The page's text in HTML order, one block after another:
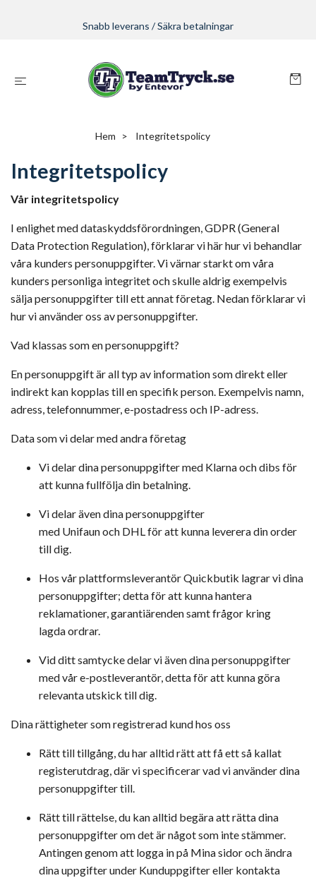
Snabb leverans / Säkra betalningar
Hem Integritetspolicy
Integritetspolicy
Vår integritetspolicy
I enlighet med dataskyddsförordningen, GDPR (General
Data Protection Regulation), förklarar vi här hur vi behandlar
våra kunders personuppgifter. Vi värnar starkt om våra
kunders personliga integritet och skulle aldrig exempelvis
sälja personuppgifter till ett annat företag. Nedan förklarar vi
hur vi använder oss av personuppgifter.
Vad klassas som en personuppgift?
En personuppgift är all typ av information som direkt eller
indirekt kan kopplas till en specifik person. Exempelvis namn,
adress, telefonnummer, e-postadress och IP-adress.
Data som vi delar med andra företag
Vi delar dina personuppgifter med Klarna ochdibs för
att kunna fullfölja din betalning.
Vi delar även dina personuppgifter
med Unifaunoch DHLför att kunna leverera din order
till dig.
Hos vår plattformsleverantörQuickbutik lagrar vi dina
personuppgifter; detta för att kunna hantera
reklamationer, garantiärenden samt frågor kring
lagdaordrar.
Vid ditt samtycke delar vi även dina personuppgifter
med vår e-postleverantör, detta för att kunna göra
relevanta utskick till dig.
Dina rättigheter som registrerad kund hos oss
Rätt till tillgång, du har alltid rätt att få ett så kallat
registerutdrag, där vi specificerar vad vi använder dina
personuppgifter till.
Rätt till rättelse, du kan alltid begära att rätta dina
personuppgifter om det är något som inte stämmer.
Antingen genom att logga in på Mina sidor och ändra
dina uppgifter under Kunduppgifter eller kontakta